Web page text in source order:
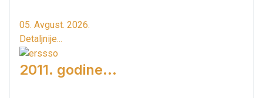
05. Avgust. 2026.
Detaljnije...
2011. godine...